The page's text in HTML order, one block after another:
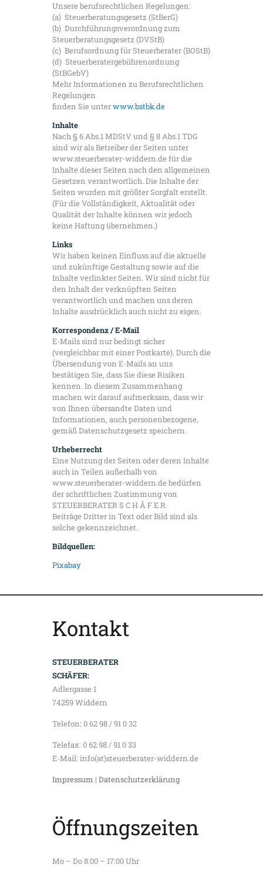
Unsere berufsrechtlichen Regelungen:
(a) Steuerberatungsgesetz (StBerG)
(b) Durchführungsverordnung zum
Steuerberatungsgesetz (DVStB)
(c) Berufsordnung für Steuerberater (BOStB)
(d) Steuerberatergebührenordnung
(StBGebV)
Mehr Informationen zu Berufsrechtlichen
Regelungen
finden Sie unterwww.bstbk.de
Inhalte
Nach § 6 Abs.1 MDStV und § 8 Abs.1 TDG
sind wir als Betreiber der Seiten unter
www.steuerberater-widdern.de für die
Inhalte dieser Seiten nach den allgemeinen
Gesetzen verantwortlich. Die Inhalte der
Seiten wurden mit größter Sorgfalt erstellt.
(Für die Vollständigkeit, Aktualität oder
Qualität der Inhalte können wir jedoch
keine Haftung übernehmen.)
Links
Wir haben keinen Einfluss auf die aktuelle
und zukünftige Gestaltung sowie auf die
Inhalte verlinkter Seiten. Wir sind nicht für
den Inhalt der verknüpften Seiten
verantwortlich und machen uns deren
Inhalte ausdrücklich auch nicht zu eigen.
Korrespondenz / E-Mail
E-Mails sind nur bedingt sicher
(vergleichbar mit einer Postkarte). Durch die
Übersendung von E-Mails an uns
bestätigen Sie, dass Sie diese Risiken
kennen. In diesem Zusammenhang
machen wir darauf aufmerksam, dass wir
von Ihnen übersandte Daten und
Informationen, auch personenbezogene,
gemäß Datenschutzgesetz speichern.
Urheberrecht
Eine Nutzung der Seiten oder deren Inhalte
auch in Teilen außerhalb von
www.steuerberater-widdern.de bedürfen
der schriftlichen Zustimmung von
STEUERBERATER S C H Ä F E R.
Beiträge Dritter in Text oder Bild sind als
solche gekennzeichnet.
Bildquellen:
Pixabay
Kontakt
STEUERBERATER
SCHÄFER:
Adlergasse 1
74259 Widdern
Telefon: 0 62 98 / 91 0 32
Telefax: 0 62 98 / 91 0 33
E-Mail: info(at)steuerberater-widdern.de
Impressum | Datenschutzerklärung
Öffnungszeiten
Mo – Do 8:00 – 17:00 Uhr